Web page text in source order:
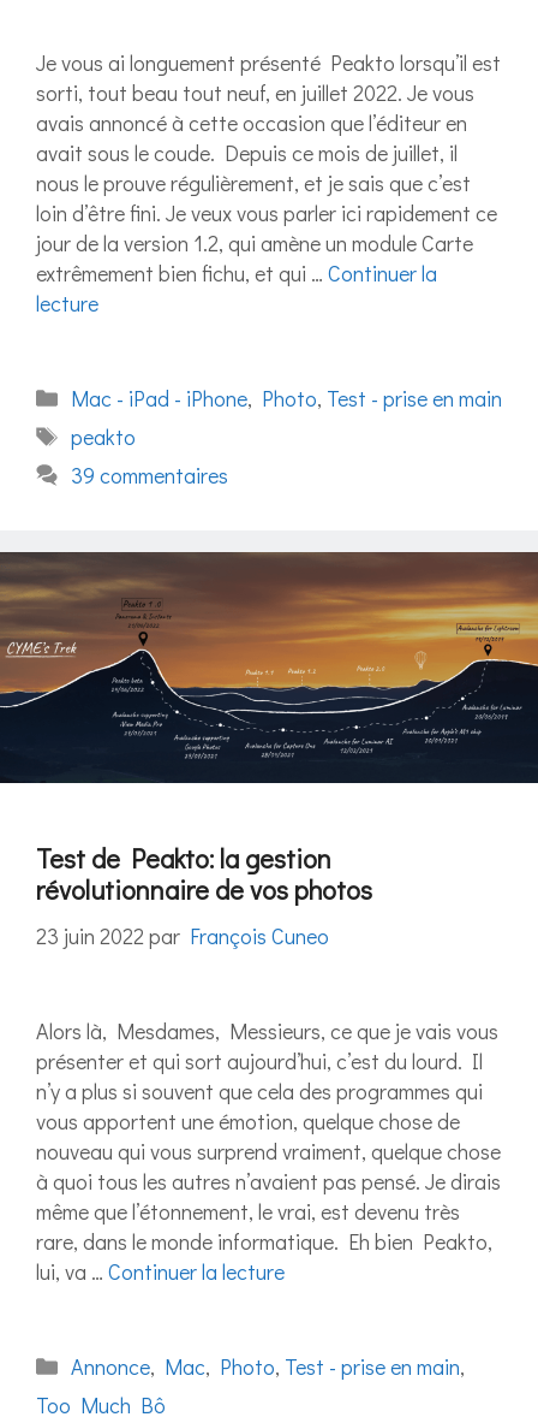
Je vous ai longuement présenté Peakto lorsqu’il est
sorti, tout beau tout neuf, en juillet 2022. Je vous
avais annoncé à cette occasion que l’éditeur en
avait sous le coude. Depuis ce mois de juillet, il
nous le prouve régulièrement, et je sais que c’est
loin d’être fini. Je veux vous parler ici rapidement ce
jour de la version 1.2, qui amène un module Carte
extrêmement bien fichu, et qui … Continuer la
lecture
Catégories
Mac - iPad - iPhone, Photo, Test - prise en main
Étiquettes
peakto
39 commentaires
Test de Peakto: la gestion
révolutionnaire de vos photos
23 juin 2022par François Cuneo
Alors là, Mesdames, Messieurs, ce que je vais vous
présenter et qui sort aujourd’hui, c’est du lourd. Il
n’y a plus si souvent que cela des programmes qui
vous apportent une émotion, quelque chose de
nouveau qui vous surprend vraiment, quelque chose
à quoi tous les autres n’avaient pas pensé. Je dirais
même que l’étonnement, le vrai, est devenu très
rare, dans le monde informatique. Eh bien Peakto,
lui, va … Continuer la lecture
Catégories
Annonce, Mac, Photo, Test - prise en main,
Too Much Bô